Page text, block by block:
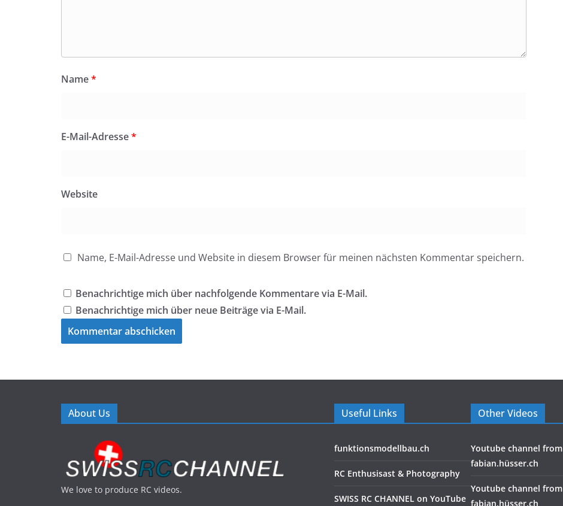
Name*
E-Mail-Adresse*
Website
Name, E-Mail-Adresse und Website in diesem Browser für meinen nächsten Kommentar speichern.
Benachrichtige mich über nachfolgende Kommentare via E-Mail.
Benachrichtige mich über neue Beiträge via E-Mail.
About Us
We love to produce RC videos.
Useful Links
funktionsmodellbau.ch
RC Enthusisast & Photography
SWISS RC CHANNEL on YouTube
Other Videos
Youtube channel from
fabian.hüsser.ch
Youtube channel from
fabian.hüsser.ch